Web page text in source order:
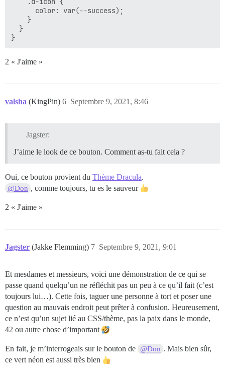
      color: var(--success);
    }
  }
2 « J'aime »
valsha (KingPin) Septembre 9, 2021, 8:46
6
Jagster:
J’aime le look de ce bouton. Comment as-tu fait cela ?
Oui, ce bouton provient du Thème Dracula.
@Don , comme toujours, tu es le sauveur
2 « J'aime »
Jagster (Jakke Flemming) Septembre 9, 2021, 9:01
7
Et mesdames et messieurs, voici une démonstration de ce qui se
passe quand quelqu’un ne réfléchit pas un peu à ce qu’il fait (c’est
toujours lui…). Cette fois, taguer une personne à tort et poser une
question au mauvais endroit peut prêter à confusion. Heureusement,
ce n’est qu’un sujet lié au CSS/thème, pas la paix dans le monde,
42 ou autre chose d’important
En fait, je m’interrogeais sur le bouton de @Don . Mais bien sûr,
ce vert néon est aussi très bien